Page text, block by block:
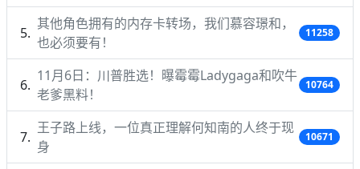
其他角色拥有的内存卡转场，我们慕容璟和，
也必须要有！
11258
11月6日：川普胜选！曝霉霉Ladygaga和吹牛
老爹黑料！
10764
王子路上线，一位真正理解何知南的人终于现
身
10671